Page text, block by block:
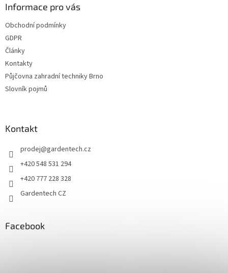
Informace pro vás
Obchodní podmínky
GDPR
Články
Kontakty
Půjčovna zahradní techniky Brno
Slovník pojmů
Kontakt
prodej@gardentech.cz
+420 548 531 294
+420 777 228 328
Gardentech CZ
Facebook